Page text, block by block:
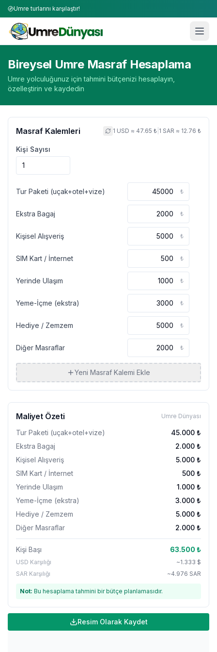
Umre turlarını karşılaştır!
Bireysel Umre Masraf Hesaplama
Umre yolculuğunuz için tahmini bütçenizi hesaplayın,
özelleştirin ve kaydedin
Masraf Kalemleri 1 USD ≈ 47.65 ₺ 1 SAR ≈ 12.76 ₺
Kişi Sayısı
Tur Paketi (uçak+otel+vize) ₺
Ekstra Bagaj ₺
Kişisel Alışveriş ₺
SIM Kart / İnternet ₺
Yerinde Ulaşım ₺
Yeme-İçme (ekstra) ₺
Hediye / Zemzem ₺
Diğer Masraflar ₺
Yeni Masraf Kalemi Ekle
Maliyet Özeti Umre Dünyası
Tur Paketi (uçak+otel+vize) 45.000 ₺
Ekstra Bagaj
2.000 ₺
Kişisel Alışveriş
5.000 ₺
SIM Kart / İnternet
500 ₺
Yerinde Ulaşım
1.000 ₺
Yeme-İçme (ekstra)
3.000 ₺
Hediye / Zemzem
5.000 ₺
Diğer Masraflar
2.000 ₺
Kişi Başı 63.500 ₺
USD Karşılığı ~1.333 $
SAR Karşılığı
~4.976 SAR
Not: Bu hesaplama tahmini bir bütçe planlamasıdır.
Resim Olarak Kaydet